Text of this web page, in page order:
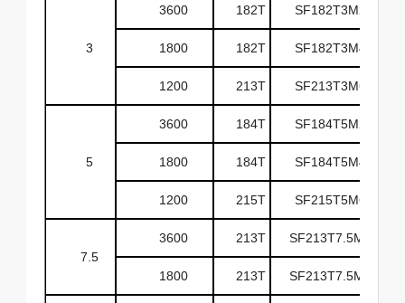
3
3600 182T SF182T3M2D
1800 182T SF182T3M4D
1200 213T SF213T3M6D
5
3600 184T SF184T5M2D
1800 184T SF184T5M4D
1200 215T SF215T5M6D
7.5
3600 213T SF213T7.5M2D
1800 213T SF213T7.5M4D